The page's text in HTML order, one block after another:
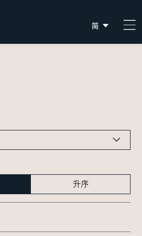
简
EN
升序